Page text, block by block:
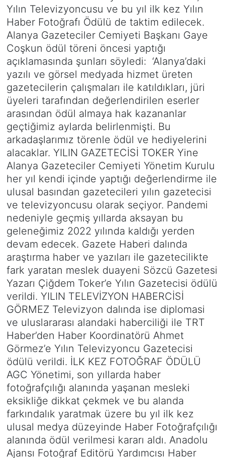
Yılın Televizyoncusu ve bu yıl ilk kez Yılın
Haber Fotoğrafı Ödülü de taktim edilecek.
Alanya Gazeteciler Cemiyeti Başkanı Gaye
Coşkun ödül töreni öncesi yaptığı
açıklamasında şunları söyledi: ‘Alanya’daki
yazılı ve görsel medyada hizmet üreten
gazetecilerin çalışmaları ile katıldıkları, jüri
üyeleri tarafından değerlendirilen eserler
arasından ödül almaya hak kazananlar
geçtiğimiz aylarda belirlenmişti. Bu
arkadaşlarımız törenle ödül ve hediyelerini
alacaklar. YILIN GAZETECİSİ TOKER Yine
Alanya Gazeteciler Cemiyeti Yönetim Kurulu
her yıl kendi içinde yaptığı değerlendirme ile
ulusal basından gazetecileri yılın gazetecisi
ve televizyoncusu olarak seçiyor. Pandemi
nedeniyle geçmiş yıllarda aksayan bu
geleneğimiz 2022 yılında kaldığı yerden
devam edecek. Gazete Haberi dalında
araştırma haber ve yazıları ile gazetecilikte
fark yaratan meslek duayeni Sözcü Gazetesi
Yazarı Çiğdem Toker’e Yılın Gazetecisi ödülü
verildi. YILIN TELEVİZYON HABERCİSİ
GÖRMEZ Televizyon dalında ise diplomasi
ve uluslararası alandaki haberciliği ile TRT
Haber’den Haber Koordinatörü Ahmet
Görmez’e Yılın Televizyoncu Gazetecisi
ödülü verildi. İLK KEZ FOTOĞRAF ÖDÜLÜ
AGC Yönetimi, son yıllarda haber
fotoğrafçılığı alanında yaşanan mesleki
eksikliğe dikkat çekmek ve bu alanda
farkındalık yaratmak üzere bu yıl ilk kez
ulusal medya düzeyinde Haber Fotoğrafçılığı
alanında ödül verilmesi kararı aldı. Anadolu
Ajansı Fotoğraf Editörü Yardımcısı Haber